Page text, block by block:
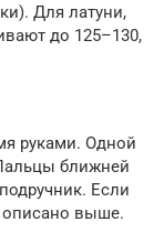
Для латуни,
до 125–130,
руками. Одной
ближней
Если
описано выше.